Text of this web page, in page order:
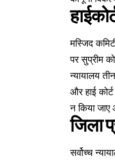
मस्जिद
पर सुप्रीम
न्यायालय
और हाई
न किया
जिला
सर्वोच्च